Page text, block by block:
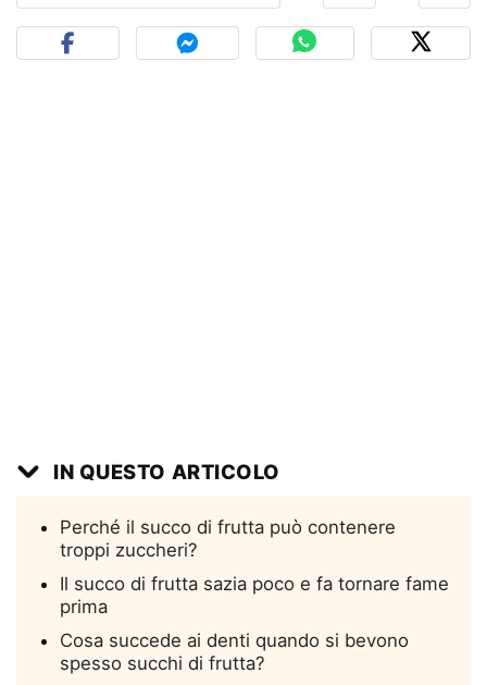
IN QUESTO ARTICOLO
Perché il succo di frutta può contenere
troppi zuccheri?
Il succo di frutta sazia poco e fa tornare fame
prima
Cosa succede ai denti quando si bevono
spesso succhi di frutta?